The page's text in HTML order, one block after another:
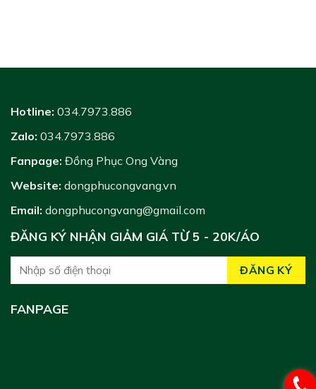
Hotline: 034.7973.886
Zalo: 034.7973.886
Fanpage: Đồng Phục Ong Vàng
Website: dongphucongvang.vn
Email: dongphucongvang@gmail.com
ĐĂNG KÝ NHẬN GIẢM GIÁ TỪ 5 - 20K/ÁO
FANPAGE